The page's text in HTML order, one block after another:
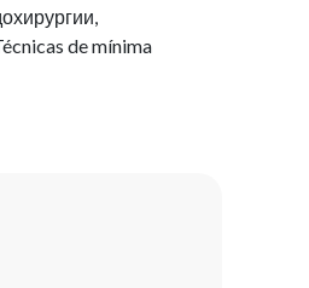
de mínima